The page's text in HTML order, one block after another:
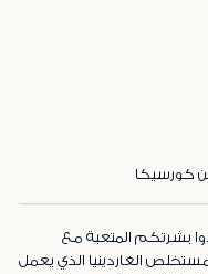
كورسيكا
بشرتكم المتعبة مع
مستخلص الغاردينيا الذي يعمل